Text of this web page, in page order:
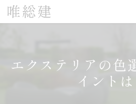
エクステリアの色
イントは